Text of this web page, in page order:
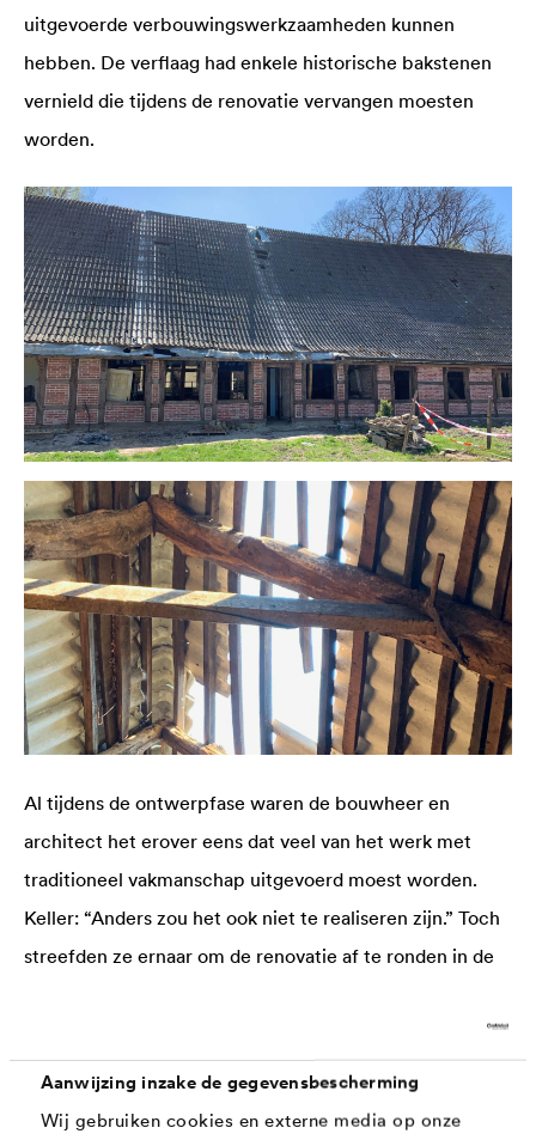
Aanwijzing inzake de gegevensbescherming
Wij gebruiken cookies en externe media op onze
uitgevoerde verbouwingswerkzaamheden kunnen
hebben. De verflaag had enkele historische bakstenen
vernield die tijdens de renovatie vervangen moesten
worden.
Al tijdens de ontwerpfase waren de bouwheer en
architect het erover eens dat veel van het werk met
traditioneel vakmanschap uitgevoerd moest worden.
Keller: “Anders zou het ook niet te realiseren zijn.” Toch
streefden ze ernaar om de renovatie af te ronden in de
In de late lente van 2019 kwam de focus van de